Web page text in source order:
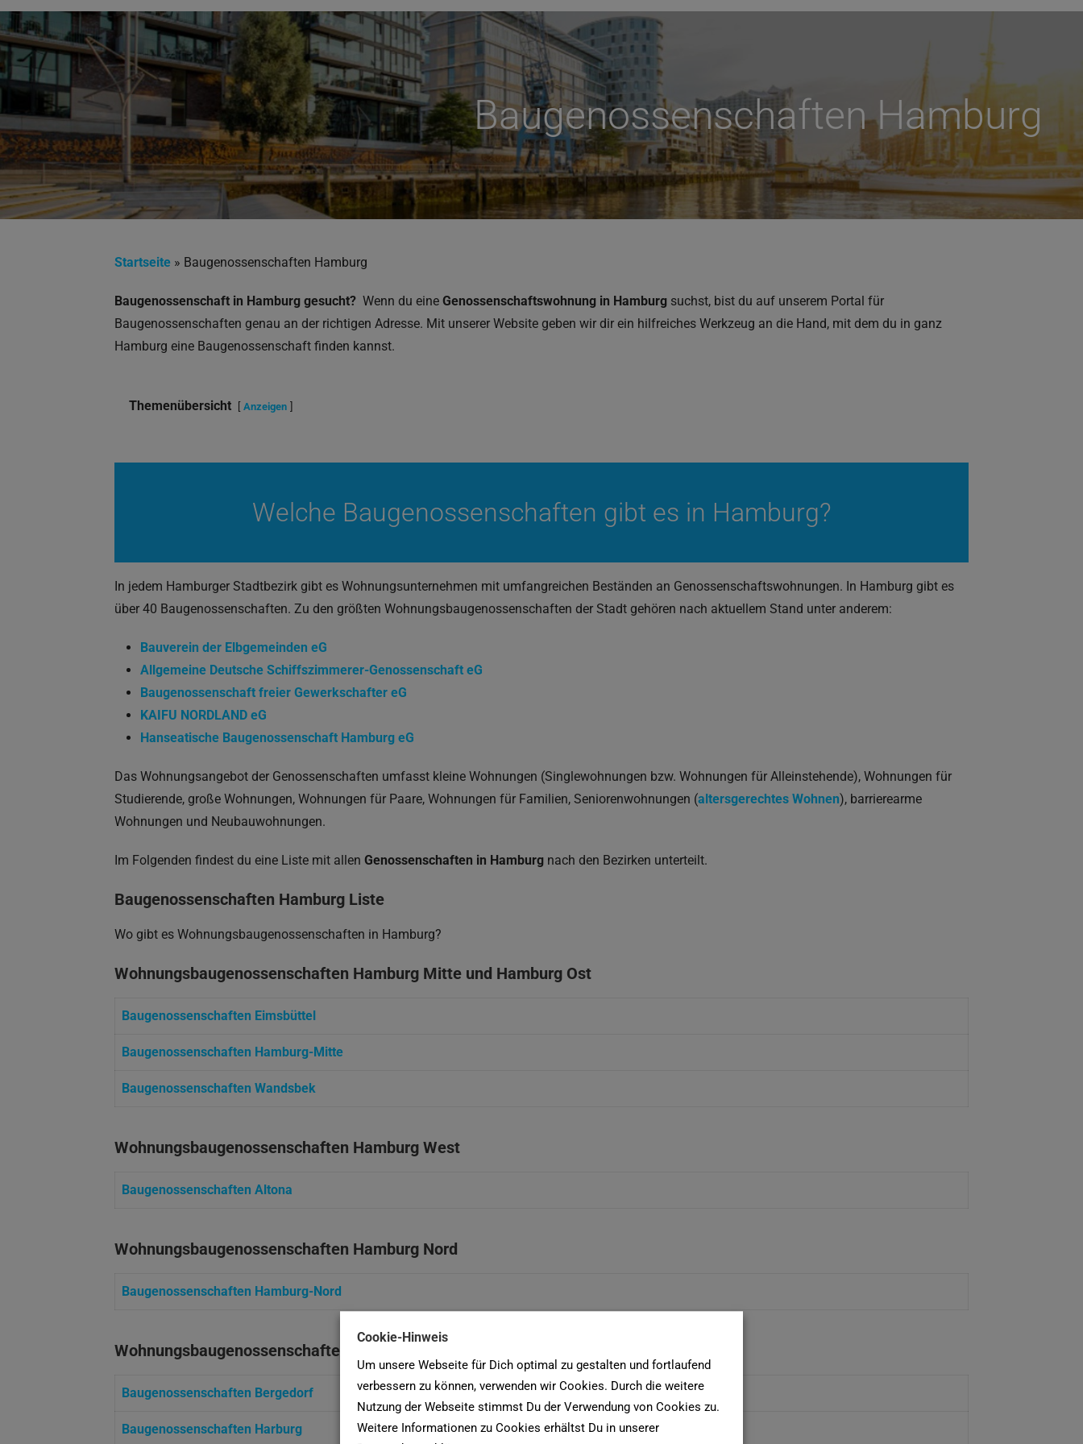
Baugenossenschaften Hamburg
Startseite » Baugenossenschaften Hamburg
Baugenossenschaft in Hamburg gesucht? Wenn du eine Genossenschaftswohnung in Hamburg suchst, bist du auf unserem Portal für
Baugenossenschaften genau an der richtigen Adresse. Mit unserer Website geben wir dir ein hilfreiches Werkzeug an die Hand, mit dem du in ganz
Hamburg eine Baugenossenschaft finden kannst.
Themenübersicht Anzeigen
Welche Baugenossenschaften gibt es in Hamburg?
In jedem Hamburger Stadtbezirk gibt es Wohnungsunternehmen mit umfangreichen Beständen an Genossenschaftswohnungen. In Hamburg gibt es
über 40 Baugenossenschaften. Zu den größten Wohnungsbaugenossenschaften der Stadt gehören nach aktuellem Stand unter anderem:
Bauverein der Elbgemeinden eG
Allgemeine Deutsche Schiffszimmerer-Genossenschaft eG
Baugenossenschaft freier Gewerkschafter eG
KAIFU NORDLAND eG
Hanseatische Baugenossenschaft Hamburg eG
Das Wohnungsangebot der Genossenschaften umfasst kleine Wohnungen (Singlewohnungen bzw. Wohnungen für Alleinstehende), Wohnungen für
Studierende, große Wohnungen, Wohnungen für Paare, Wohnungen für Familien, Seniorenwohnungen (altersgerechtes Wohnen), barrierearme
Wohnungen und Neubauwohnungen.
Im Folgenden findest du eine Liste mit allen Genossenschaften in Hamburg nach den Bezirken unterteilt.
Baugenossenschaften Hamburg Liste
Wo gibt es Wohnungsbaugenossenschaften in Hamburg?
Wohnungsbaugenossenschaften Hamburg Mitte und Hamburg Ost
Baugenossenschaften Eimsbüttel
Baugenossenschaften Hamburg-Mitte
Baugenossenschaften Wandsbek
Wohnungsbaugenossenschaften Hamburg West
Baugenossenschaften Altona
Wohnungsbaugenossenschaften Hamburg Nord
Baugenossenschaften Hamburg-Nord
Wohnungsbaugenossenschaften Hamburg Süd
Baugenossenschaften Bergedorf
Baugenossenschaften Harburg
Cookie-Hinweis
Um unsere Webseite für Dich optimal zu gestalten und fortlaufend
verbessern zu können, verwenden wir Cookies. Durch die weitere
Nutzung der Webseite stimmst Du der Verwendung von Cookies zu.
Weitere Informationen zu Cookies erhältst Du in unserer